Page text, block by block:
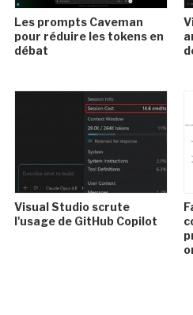
Les prompts Caveman
pour réduire les tokens en
débat
Visual Studio scrute
l'usage de GitHub Copilot